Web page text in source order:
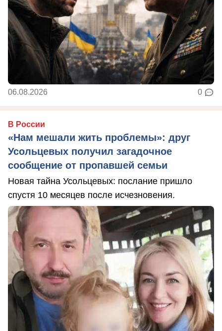
06.08.2026 0
В России
«Нам мешали жить проблемы»: друг
Усольцевых получил загадочное
сообщение от пропавшей семьи
Новая тайна Усольцевых: послание пришло
спустя 10 месяцев после исчезновения.